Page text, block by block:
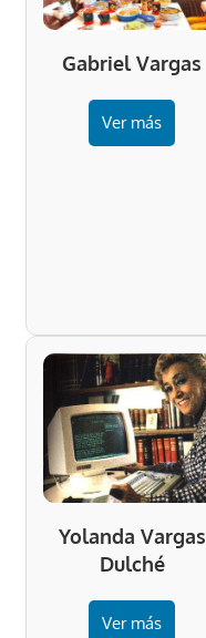
Gabriel Vargas
Ver más
Yolanda Vargas
Dulché
Ver más